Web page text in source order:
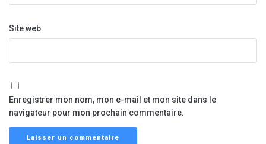
Site web
Enregistrer mon nom, mon e-mail et mon site dans le
navigateur pour mon prochain commentaire.